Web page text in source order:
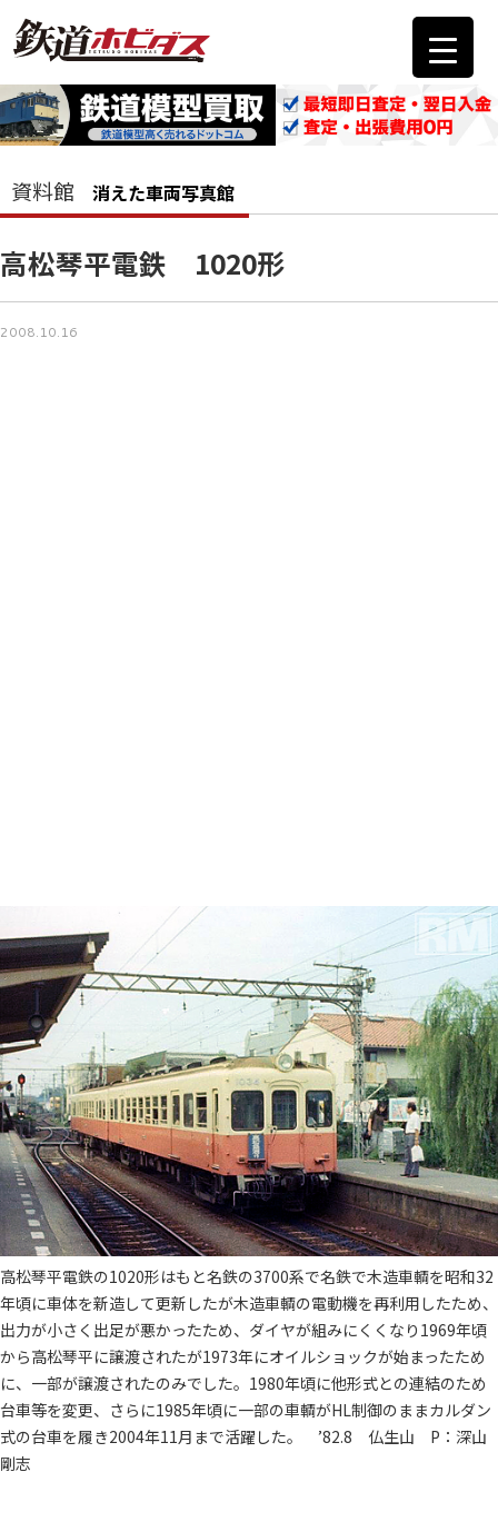
資料館 消えた車両写真館
高松琴平電鉄 1020形
2008.10.16
高松琴平電鉄の1020形はもと名鉄の3700系で名鉄で木造車輌を昭和32
年頃に車体を新造して更新したが木造車輌の電動機を再利用したため、
出力が小さく出足が悪かったため、ダイヤが組みにくくなり1969年頃
から高松琴平に譲渡されたが1973年にオイルショックが始まったため
に、一部が譲渡されたのみでした。1980年頃に他形式との連結のため
台車等を変更、さらに1985年頃に一部の車輌がHL制御のままカルダン
式の台車を履き2004年11月まで活躍した。 ’82.8 仏生山 P：深山
剛志